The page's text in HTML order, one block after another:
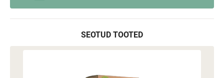
SEOTUD TOOTED